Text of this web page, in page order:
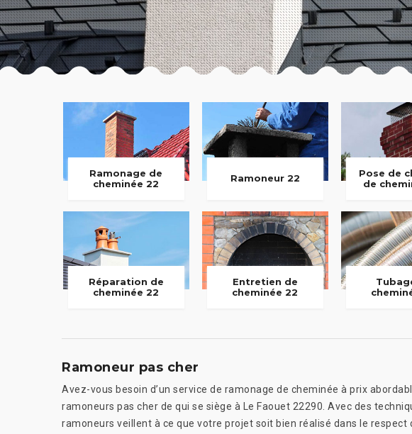
Ramonage de
cheminée 22
Ramoneur 22
Pose de
de
Réparation de
cheminée 22
Entretien de
cheminée 22
Ramoneur pas cher
Avez-vous besoin d’un service de ramonage de cheminée à prix
ramoneurs pas cher de qui se siège à Le Faouet 22290. Avec des
ramoneurs veillent à ce que votre projet soit bien réalisé dans le respect